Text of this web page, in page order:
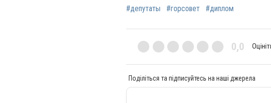
#депутаты
#горсовет #диплом
0,0
Поділіться та підписуйтесь на наші джерела